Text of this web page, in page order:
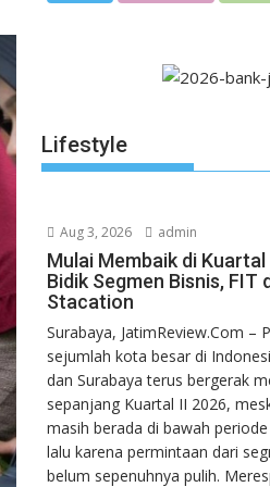
Lifestyle
Aug 3, 2026 admin
Mulai Membaik di
Bidik Segmen Bisnis, FIT
Stacation
Surabaya, JatimReview.Com –
sejumlah kota besar di
dan Surabaya terus bergerak
sepanjang Kuartal II 2026,
masih berada di bawah
lalu karena permintaan dari
belum sepenuhnya pulih.